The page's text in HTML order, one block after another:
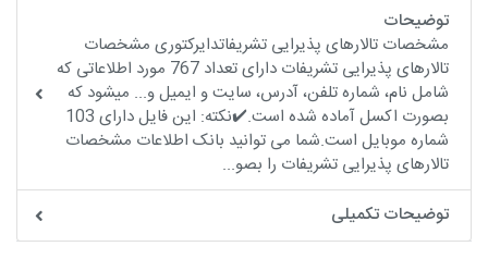
توضیحات
مشخصات تالارهای پذیرایی تشریفاتدایرکتوری مشخصات
تالارهای پذیرایی تشریفات دارای تعداد 767 مورد اطلاعاتی که
شامل نام، شماره تلفن، آدرس، سایت و ایمیل و... میشود که
بصورت اکسل آماده شده است.✔️نکته: این فایل دارای 103
شماره موبایل است.شما می توانید بانک اطلاعات مشخصات
تالارهای پذیرایی تشریفات را بصو...
توضیحات تکمیلی